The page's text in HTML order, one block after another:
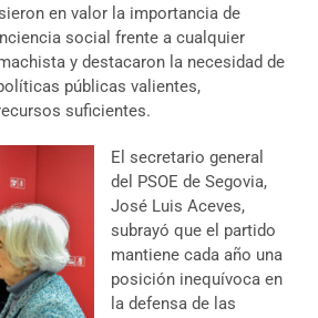
en valor la importancia de
social frente a cualquier
y destacaron la necesidad de
públicas valientes,
suficientes.
El secretario general
del PSOE de Segovia,
José Luis Aceves,
subrayó que el partido
mantiene cada año una
posición inequívoca en
la defensa de las